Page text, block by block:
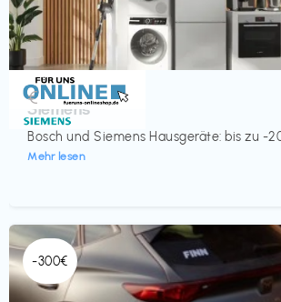
Küche & Haushalt
Siemens
Bosch und Siemens Hausgeräte: bis zu -
Mehr lesen
€‎
-300€